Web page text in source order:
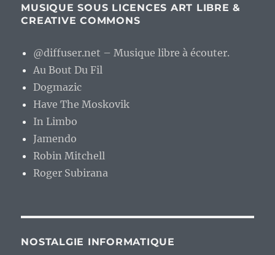
MUSIQUE SOUS LICENCES ART LIBRE &
CREATIVE COMMONS
@diffuser.net – Musique libre à écouter.
Au Bout Du Fil
Dogmazic
Have The Moskovik
In Limbo
Jamendo
Robin Mitchell
Roger Subirana
NOSTALGIE INFORMATIQUE